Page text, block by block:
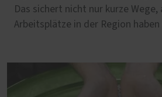
Das sichert nicht nur kurze Wege,
Arbeitsplätze in der Region haben